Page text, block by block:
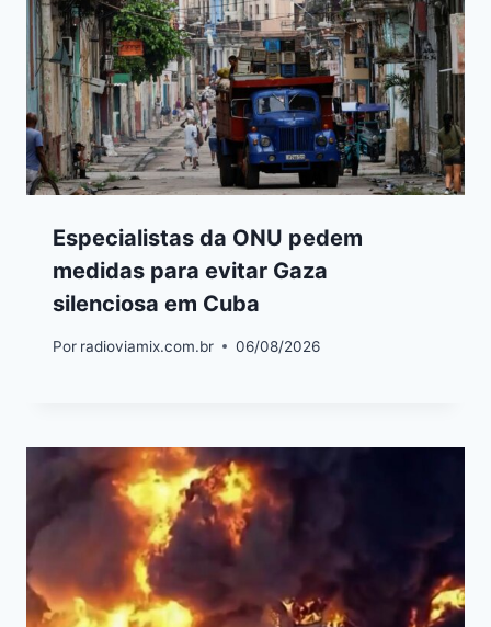
Especialistas da ONU pedem
medidas para evitar Gaza
silenciosa em Cuba
Por radioviamix.com.br 06/08/2026